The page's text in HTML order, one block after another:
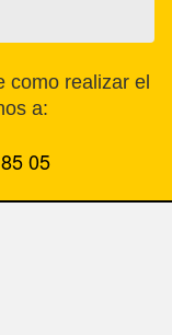
como realizar el
a:
05